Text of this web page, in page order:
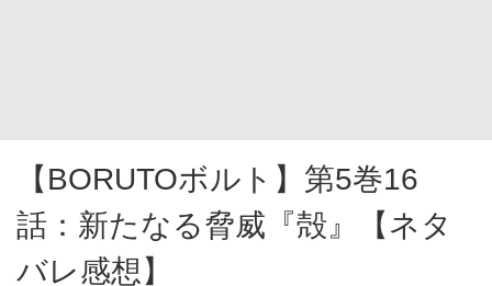
【BORUTOボルト】第5巻16
話：新たなる脅威『殻』【ネタ
バレ感想】